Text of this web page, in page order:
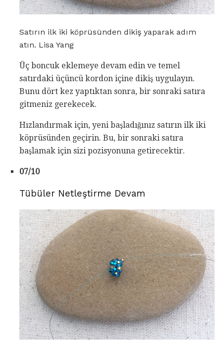
Satırın ilk iki köprüsünden dikiş yaparak adım
atın. Lisa Yang
Üç boncuk eklemeye devam edin ve temel
satırdaki üçüncü kordon içine dikiş uygulayın.
Bunu dört kez yaptıktan sonra, bir sonraki satıra
gitmeniz gerekecek.
Hızlandırmak için, yeni başladığınız satırın ilk iki
köprüsünden geçirin. Bu, bir sonraki satıra
başlamak için sizi pozisyonuna getirecektir.
07/10
Tübüler Netleştirme Devam